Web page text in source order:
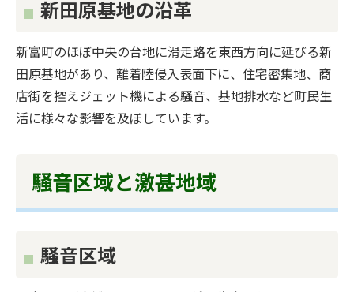
新田原基地の沿革
新富町のほぼ中央の台地に滑走路を東西方向に延びる新
田原基地があり、離着陸侵入表面下に、住宅密集地、商
店街を控えジェット機による騒音、基地排水など町民生
活に様々な影響を及ぼしています。
騒音区域と激甚地域
騒音区域